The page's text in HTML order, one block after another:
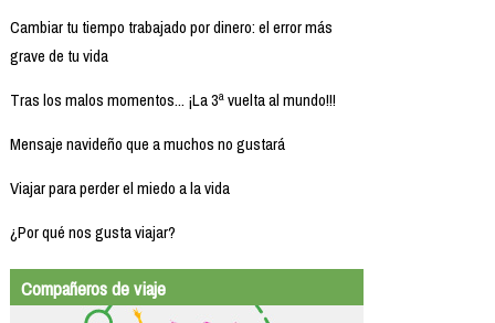
Cambiar tu tiempo trabajado por dinero: el error más
grave de tu vida
Tras los malos momentos... ¡La 3ª vuelta al mundo!!!
Mensaje navideño que a muchos no gustará
Viajar para perder el miedo a la vida
¿Por qué nos gusta viajar?
Compañeros de viaje